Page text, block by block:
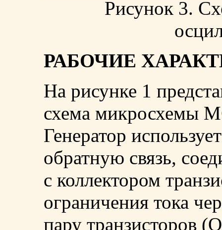
Рисунок 3.
РАБОЧИЕ
На рисунке 1
схема микросхемы
Генератор
обратную связь,
с коллектором
ограничения тока
пару транзисторов